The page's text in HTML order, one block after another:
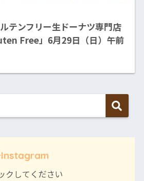
テンフリー生ドーナツ専門店
Free」6月29日（日）午前
Instagram
クしてください